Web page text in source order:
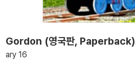
Gordon (영국판, Paperback)
ary 16